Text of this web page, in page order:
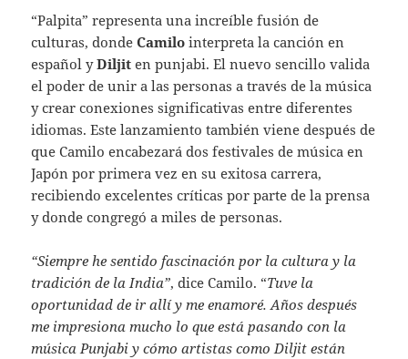
“Palpita” representa una increíble fusión de
culturas, dondeCamilo interpreta la canción en
español yDiljit en punjabi. El nuevo sencillo valida
el poder de unir a las personas a través de la música
y crear conexiones significativas entre diferentes
idiomas. Este lanzamiento también viene después de
que Camilo encabezará dos festivales de música en
Japón por primera vez en su exitosa carrera,
recibiendo excelentes críticas por parte de la prensa
y donde congregó a miles de personas.
“Siempre he sentido fascinación por la cultura y la
tradición de la India”, dice Camilo. “Tuve la
oportunidad de ir allí y me enamoré. Años después
me impresiona mucho lo que está pasando con la
música Punjabi y cómo artistas como Diljit están